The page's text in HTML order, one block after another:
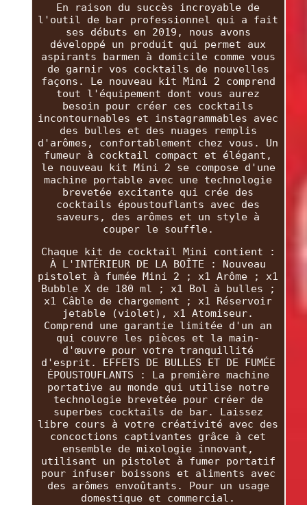
En raison du succès incroyable de
l'outil de bar professionnel qui a fait
ses débuts en 2019, nous avons
développé un produit qui permet aux
aspirants barmen à domicile comme vous
de garnir vos cocktails de nouvelles
façons. Le nouveau kit Mini 2 comprend
tout l'équipement dont vous aurez
besoin pour créer ces cocktails
incontournables et instagrammables avec
des bulles et des nuages remplis
d'arômes, confortablement chez vous. Un
fumeur à cocktail compact et élégant,
le nouveau kit Mini 2 se compose d'une
machine portable avec une technologie
brevetée excitante qui crée des
cocktails époustouflants avec des
saveurs, des arômes et un style à
couper le souffle.
Chaque kit de cocktail Mini contient :
À L'INTÉRIEUR DE LA BOÎTE : Nouveau
pistolet à fumée Mini 2 ; x1 Arôme ; x1
Bubble X de 180 ml ; x1 Bol à bulles ;
x1 Câble de chargement ; x1 Réservoir
jetable (violet), x1 Atomiseur.
Comprend une garantie limitée d'un an
qui couvre les pièces et la main-
d'œuvre pour votre tranquillité
d'esprit. EFFETS DE BULLES ET DE FUMÉE
ÉPOUSTOUFLANTS : La première machine
portative au monde qui utilise notre
technologie brevetée pour créer de
superbes cocktails de bar. Laissez
libre cours à votre créativité avec des
concoctions captivantes grâce à cet
ensemble de mixologie innovant,
utilisant un pistolet à fumer portatif
pour infuser boissons et aliments avec
des arômes envoûtants. Pour un usage
domestique et commercial.